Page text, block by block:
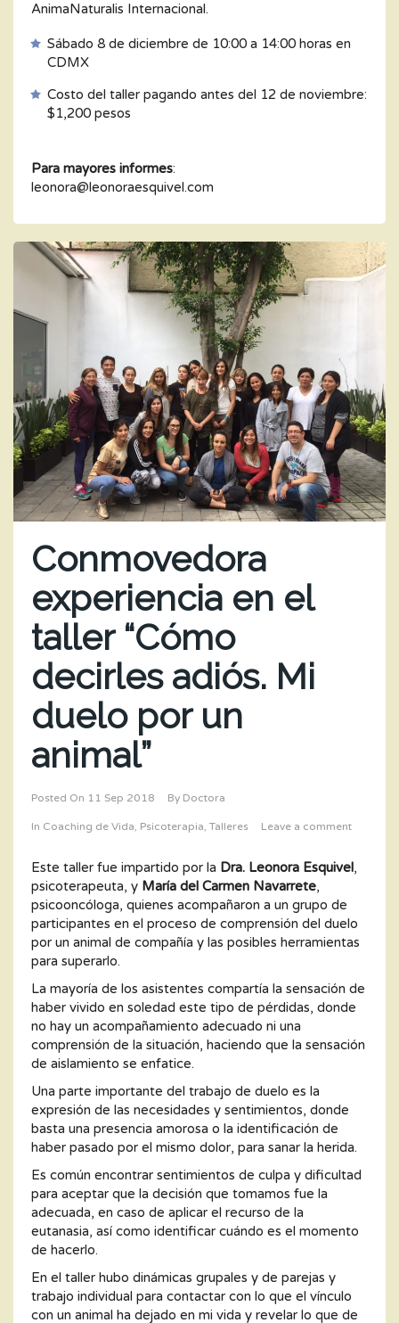
AnimaNaturalis Internacional.
Sábado 8 de diciembre de 10:00 a 14:00 horas en
CDMX
Costo del taller pagando antes del 12 de noviembre:
$1,200 pesos
Para mayores informes:
leonora@leonoraesquivel.com
Conmovedora
experiencia en el
taller “Cómo
decirles adiós. Mi
duelo por un
animal”
Posted On 11 Sep 2018 By Doctora
In Coaching de Vida, Psicoterapia, Talleres Leave a comment
Este taller fue impartido por la Dra. Leonora Esquivel,
psicoterapeuta, y María del Carmen Navarrete,
psicooncóloga, quienes acompañaron a un grupo de
participantes en el proceso de comprensión del duelo
por un animal de compañía y las posibles herramientas
para superarlo.
La mayoría de los asistentes compartía la sensación de
haber vivido en soledad este tipo de pérdidas, donde
no hay un acompañamiento adecuado ni una
comprensión de la situación, haciendo que la sensación
de aislamiento se enfatice.
Una parte importante del trabajo de duelo es la
expresión de las necesidades y sentimientos, donde
basta una presencia amorosa o la identificación de
haber pasado por el mismo dolor, para sanar la herida.
Es común encontrar sentimientos de culpa y dificultad
para aceptar que la decisión que tomamos fue la
adecuada, en caso de aplicar el recurso de la
eutanasia, así como identificar cuándo es el momento
de hacerlo.
En el taller hubo dinámicas grupales y de parejas y
trabajo individual para contactar con lo que el vínculo
con un animal ha dejado en mi vida y revelar lo que de